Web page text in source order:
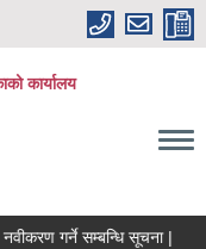
कार्यालय
गर्ने सम्बन्धि सूचना |